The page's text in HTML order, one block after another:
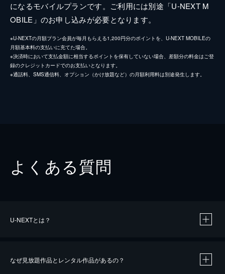
になるモバイルプランです。ご利用には別途「U-NEXT M
OBILE」のお申し込みが必要となります。
※U-NEXTの月額プラン会員が毎月もらえる1,200円分のポイントを、U-NEXT MOBILEの
月額基本料の支払いに充てた場合。
※決済時において支払金額に相当するポイントを保有していない場合、差額分の料金はご登
録のクレジットカードでのお支払いとなります。
※通話料、SMS通信料、オプション（かけ放題など）の月額利用料は別途発生します。
よくある質問
U-NEXTとは？
なぜ見放題作品とレンタル作品があるの？